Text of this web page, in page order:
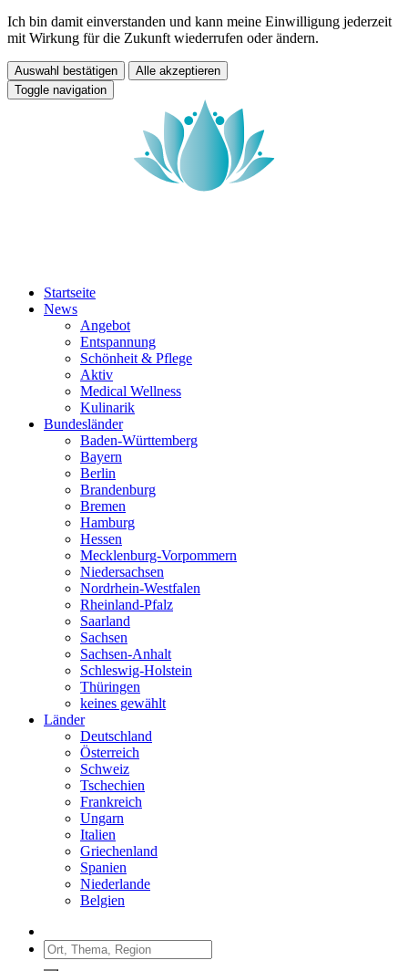
Ich bin damit einverstanden und kann meine Einwilligung jederzeit
mit Wirkung für die Zukunft wiederrufen oder ändern.
Auswahl bestätigen
Alle akzeptieren
Toggle navigation
Startseite
News
Angebot
Entspannung
Schönheit & Pflege
Aktiv
Medical Wellness
Kulinarik
Bundesländer
Baden-Württemberg
Bayern
Berlin
Brandenburg
Bremen
Hamburg
Hessen
Mecklenburg-Vorpommern
Niedersachsen
Nordrhein-Westfalen
Rheinland-Pfalz
Saarland
Sachsen
Sachsen-Anhalt
Schleswig-Holstein
Thüringen
keines gewählt
Länder
Deutschland
Österreich
Schweiz
Tschechien
Frankreich
Ungarn
Italien
Griechenland
Spanien
Niederlande
Belgien